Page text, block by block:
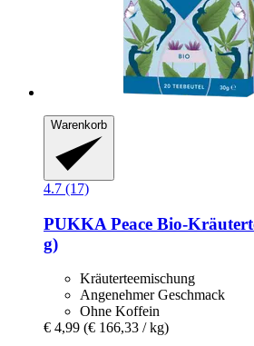
Warenkorb
4.7 (17)
PUKKA Peace Bio-​
g)
Kräuterteemischung
Angenehmer Geschmack
Ohne Koffein
€ 4,99 (€ 166,33 / kg)